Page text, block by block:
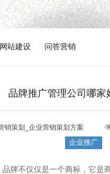
网站建设 问答营销
品牌推广管理公司哪家
销策划_企业营销策划方案
企业推广
牌不仅仅是一个商标，它是